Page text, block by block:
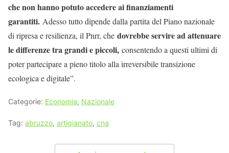
che non hanno potuto accedere ai finanziamenti
garantiti. Adesso tutto dipende dalla partita del Piano nazionale
di ripresa e resilienza, il Pnrr, che dovrebbe servire ad attenuare
le differenze tra grandi e piccoli, consentendo a questi ultimi di
poter partecipare a pieno titolo alla irreversibile transizione
ecologica e digitale”.
Categorie: Economia, Nazionale
Tag: abruzzo, artigianato, cna